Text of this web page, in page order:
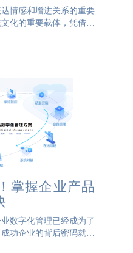
情感和增进关系的重要
化的重要载体，凭借其
不断扩大，假冒伪劣和
掌握企业产品
数字化管理已经成为了
功企业的背后密码就是